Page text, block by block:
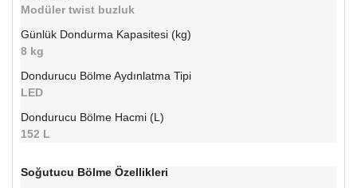
Modüler twist buzluk
Günlük Dondurma Kapasitesi (kg)
8 kg
Dondurucu Bölme Aydınlatma Tipi
LED
Dondurucu Bölme Hacmi (L)
152 L
Soğutucu Bölme Özellikleri